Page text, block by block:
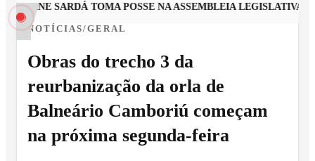
SARDÁ TOMA POSSE NA ASSEMBLEIA LEGISLATIVA E
NOTÍCIAS/GERAL
Obras do trecho 3 da
reurbanização da orla de
Balneário Camboriú começam
na próxima segunda-feira